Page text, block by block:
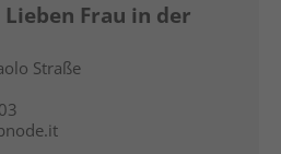
Frau in der
Straße